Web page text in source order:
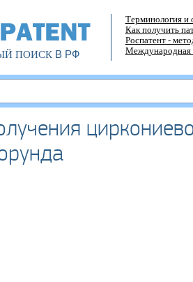
ПОИСКВ РФ
Терминология и
Как получить
Роспатент -
Международная